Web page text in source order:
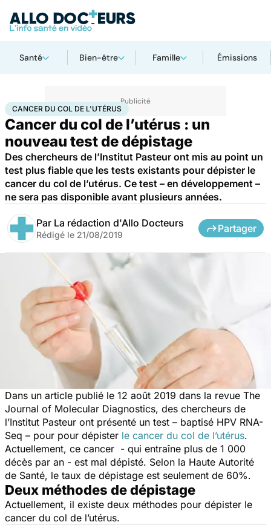
Santé Bien-être Famille Émissions
AccueilSanté Maladies CancerCancer du col de l'utérus
CANCER DU COL DE L'UTÉRUS
Cancer du col de l’utérus : un
nouveau test de dépistage
Des chercheurs de l’Institut Pasteur ont mis au point un
test plus fiable que les tests existants pour dépister le
cancer du col de l’utérus. Ce test – en développement –
ne sera pas disponible avant plusieurs années.
Par La rédaction d'Allo Docteurs
Rédigé le 21/08/2019
Partager
Dans un article publié le 12 août 2019 dans la revue The
Journal of Molecular Diagnostics, des chercheurs de
l’Institut Pasteur ont présenté un test – baptisé HPV RNA-
Seq – pour pour dépister le cancer du col de l’utérus.
Actuellement, ce cancer - qui entraîne plus de 1 000
décès par an - est mal dépisté. Selon la Haute Autorité
de Santé, le taux de dépistage est seulement de 60%.
Deux méthodes de dépistage
Actuellement, il existe deux méthodes pour dépister le
cancer du col de l’utérus.